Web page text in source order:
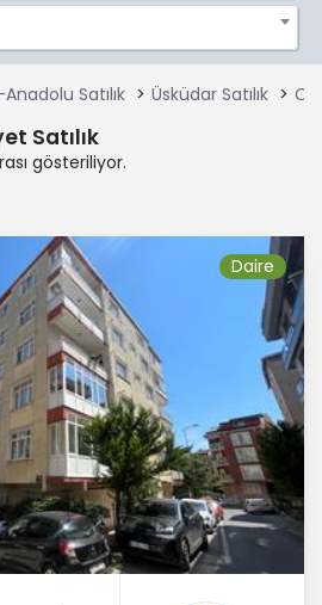
Satılık Üsküdar Satılık
Satılık
gösteriliyor.
Daire